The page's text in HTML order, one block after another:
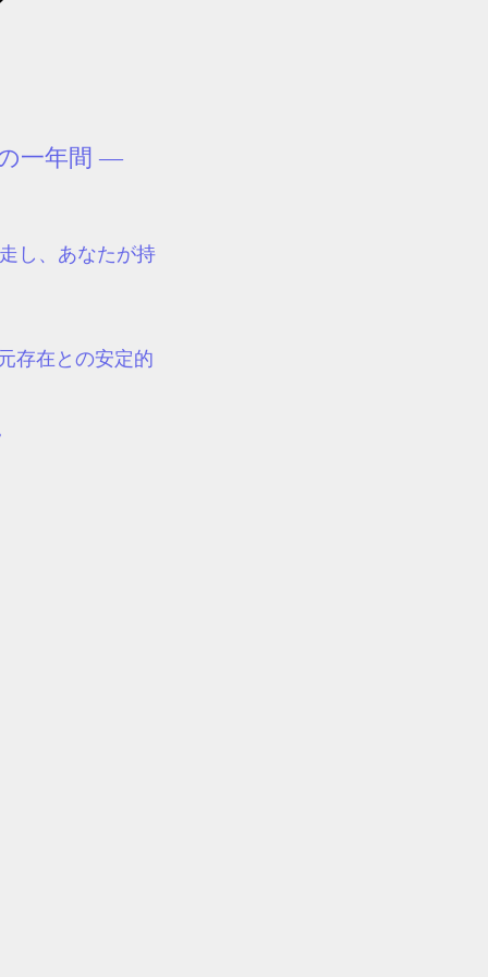
一年間 ―
し、あなたが持
存在との安定的